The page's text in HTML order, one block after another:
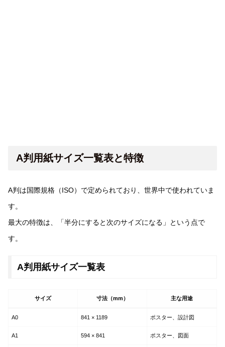
A判用紙サイズ一覧表と特徴
A判は国際規格（ISO）で定められており、世界中で使われていま
す。
最大の特徴は、「半分にすると次のサイズになる」という点で
す。
A判用紙サイズ一覧表
サイズ 寸法（mm） 主な用途
A0 841 × 1189 ポスター、設計図
A1 594 × 841 ポスター、図面